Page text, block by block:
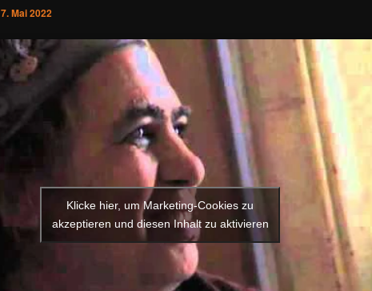
7. Mai 2022
Klicke hier, um Marketing-Cookies zu
akzeptieren und diesen Inhalt zu aktivieren